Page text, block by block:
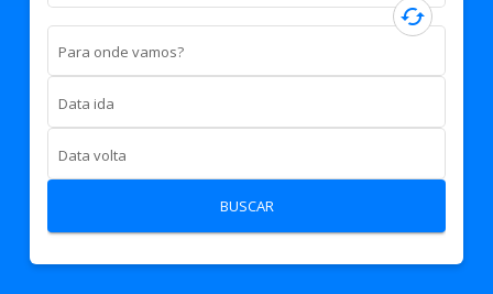
cached
Para onde vamos?
Data ida
Data volta
BUSCAR